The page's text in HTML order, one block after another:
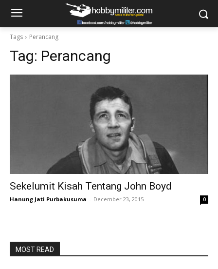
Tags Perancang
Tag: Perancang
Sekelumit Kisah Tentang John Boyd
Hanung Jati Purbakusuma - December 23, 2015 0
MOST READ